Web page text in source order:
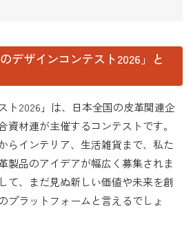
デザインコンテスト2026」と
ト2026」は、日本全国の皮革関連企
資材連が主催するコンテストです。
らインテリア、生活雑貨まで、私た
製品のアイデアが幅広く募集されま
て、まだ見ぬ新しい価値や未来を創
プラットフォームと言えるでしょ